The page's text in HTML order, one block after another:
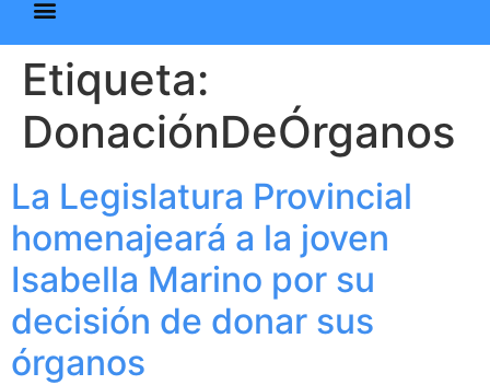
Etiqueta:
DonaciónDeÓrganos
La Legislatura Provincial
homenajeará a la joven
Isabella Marino por su
decisión de donar sus
órganos